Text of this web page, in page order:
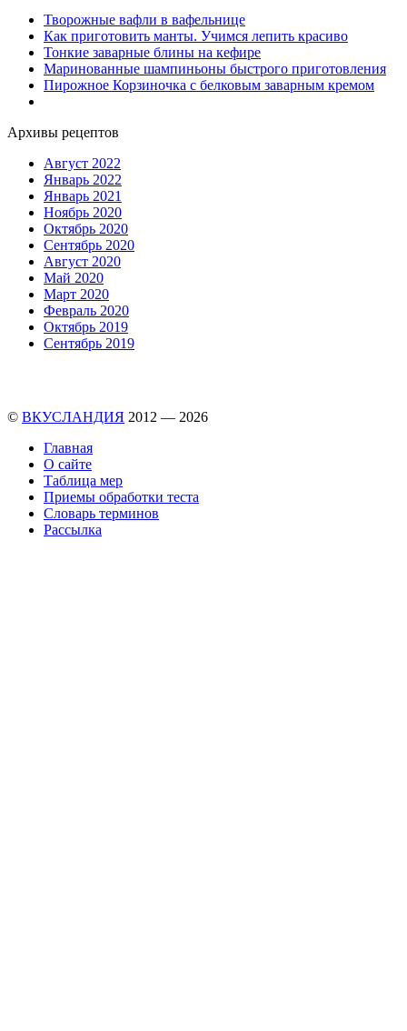
Творожные вафли в вафельнице
Как приготовить манты. Учимся лепить красиво
Тонкие заварные блины на кефире
Маринованные шампиньоны быстрого приготовления
Пирожное Корзиночка с белковым заварным кремом
Архивы рецептов
Август 2022
Январь 2022
Январь 2021
Ноябрь 2020
Октябрь 2020
Сентябрь 2020
Август 2020
Май 2020
Март 2020
Февраль 2020
Октябрь 2019
Сентябрь 2019
© ВКУСЛАНДИЯ 2012 — 2026
Главная
О сайте
Таблица мер
Приемы обработки теста
Словарь терминов
Рассылка